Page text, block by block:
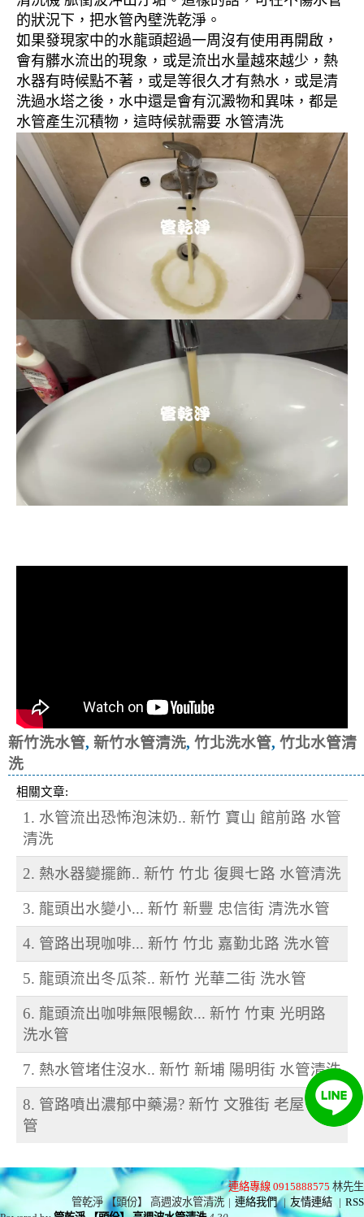
的狀況下，把水管內壁洗乾淨。
如果發現家中的水龍頭超過一周沒有使用再開啟，
會有髒水流出的現象，或是流出水量越來越少，熱
水器有時候點不著，或是等很久才有熱水，或是清
洗過水塔之後，水中還是會有沉澱物和異味，都是
水管產生沉積物，這時候就需要 水管清洗
新竹洗水管, 新竹水管清洗, 竹北洗水管, 竹北水管清
洗
相關文章:
1. 水管流出恐怖泡沫奶.. 新竹 寶山 館前路 水管
清洗
2. 熱水器變擺飾.. 新竹 竹北 復興七路 水管清洗
3. 龍頭出水變小... 新竹 新豐 忠信街 清洗水管
4. 管路出現咖啡... 新竹 竹北 嘉勤北路 洗水管
5. 龍頭流出冬瓜茶.. 新竹 光華二街 洗水管
6. 龍頭流出咖啡無限暢飲... 新竹 竹東 光明路
洗水管
7. 熱水管堵住沒水.. 新竹 新埔 陽明街 水管清洗
8. 管路噴出濃郁中藥湯? 新竹 文雅街 老屋 洗水
管
連絡專線 0915888575 林先生
管乾淨 【頭份】 高週波水管清洗 | 連絡我們 | 友情連結 | RSS